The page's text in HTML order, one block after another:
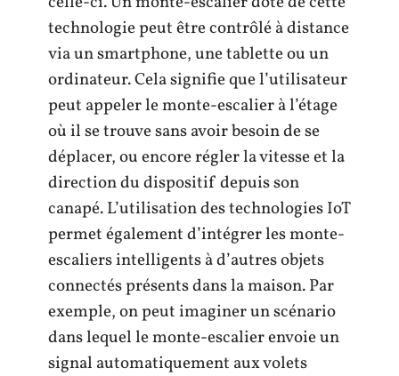
technologie peut être contrôlé à distance
via un smartphone, une tablette ou un
ordinateur. Cela signifie que l’utilisateur
peut appeler le monte-escalier à l’étage
où il se trouve sans avoir besoin de se
déplacer, ou encore régler la vitesse et la
direction du dispositif depuis son
canapé. L’utilisation des technologies IoT
permet également d’intégrer les monte-
escaliers intelligents à d’autres objets
connectés présents dans la maison. Par
exemple, on peut imaginer un scénario
dans lequel le monte-escalier envoie un
signal automatiquement aux volets